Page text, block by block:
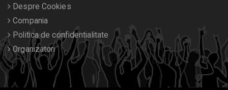
Despre Cookies
Compania
Politica de confidentialitate
Organizatori